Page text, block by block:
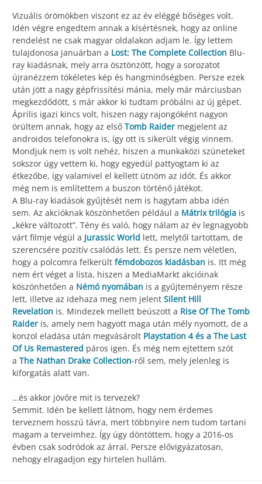
Vizuális örömökben viszont ez az év eléggé bőséges volt.
Idén végre engedtem annak a kísértésnek, hogy az online
rendelést ne csak magyar oldalakon adjam le. Így lettem
tulajdonosa januárban a Lost: The Complete Collection Blu-
ray kiadásnak, mely arra ösztönzött, hogy a sorozatot
újranézzem tökéletes kép és hangminőségben. Persze ezek
után jött a nagy gépfrissítési mánia, mely már márciusban
megkezdődött, s már akkor ki tudtam próbálni az új gépet.
Április igazi kincs volt, hiszen nagy rajongóként nagyon
örültem annak, hogy az első Tomb Raider megjelent az
androidos telefonokra is, így ott is sikerült végig vinnem.
Mondjuk nem is volt nehéz, hiszen a munkaközi szüneteket
sokszor úgy vettem ki, hogy egyedül pattyogtam ki az
étkezőbe, így valamivel el kellett ütnöm az időt. És akkor
még nem is említettem a buszon történő játékot.
A Blu-ray kiadások gyűjtését nem is hagytam abba idén
sem. Az akcióknak köszönhetően például a Mátrix trilógia is
„kékre változott”. Tény és való, hogy nálam az év legnagyobb
várt filmje végül a Jurassic World lett, melytől tartottam, de
szerencsére pozitív csalódás lett. És persze nem véletlen,
hogy a polcomra felkerült fémdobozos kiadásban is. Itt még
nem ért véget a lista, hiszen a MediaMarkt akcióinak
köszönhetően a Némó nyomában is a gyűjteményem része
lett, illetve az idehaza meg nem jelent Silent Hill
Revelation is. Mindezek mellett beúszott a Rise Of The Tomb
Raider is, amely nem hagyott maga után mély nyomott, de a
konzol eladása után megvásárolt Playstation 4 és a The Last
Of Us Remastered páros igen. És még nem ejtettem szót
a The Nathan Drake Collection-ről sem, mely jelenleg is
kiforgatás alatt van.
…és akkor jövőre mit is tervezek?
Semmit. Idén be kellett látnom, hogy nem érdemes
terveznem hosszú távra, mert többnyire nem tudom tartani
magam a terveimhez. Így úgy döntöttem, hogy a 2016-os
évben csak sodródok az árral. Persze elővigyázatosan,
nehogy elragadjon egy hirtelen hullám.